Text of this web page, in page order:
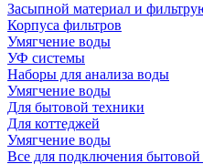
Засыпной материал и
Корпуса фильтров
Умягчение воды
УФ системы
Наборы для анализа воды
Умягчение воды
Для бытовой техники
Для коттеджей
Умягчение воды
Все для подключения бытовой